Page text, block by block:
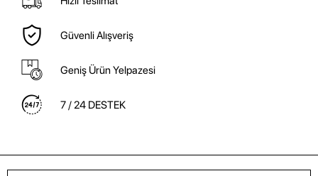
Güvenli Alışveriş
Geniş Ürün Yelpazesi
7 / 24 DESTEK